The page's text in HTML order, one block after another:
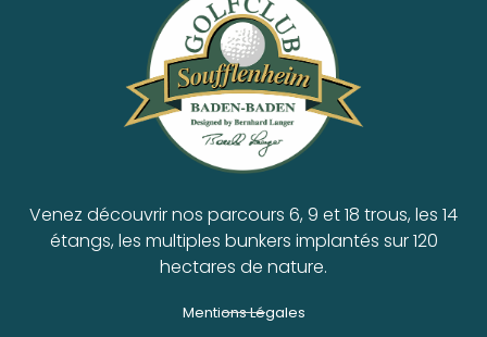
Venez découvrir nos parcours 6, 9 et 18 trous, les 14
étangs, les multiples bunkers implantés sur 120
hectares de nature.
Mentions Légales